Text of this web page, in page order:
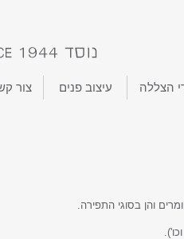
הצללה עיצוב פנים צור
והן בסוגי התפירה.